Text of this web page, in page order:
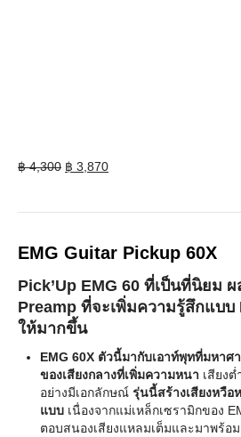
฿4,300 Original
฿ 3,870Current
EMG Guitar Pickup 60X
Pick’Up EMG 60 ที่เป็นที่นิยม
Preamp ที่จะเพิ่มความรู้สึกแบบ
ให้มากขึ้น
EMG 60X ตัวนี้มากับเอาท์พุทที่มหา
ของเสียงกลางที่เพิ่มความหนา เสียง
อย่างมีเอกลักษณ์ รุ่นนี้สร้างเสียงหวื
แบบ เนื่องจากแม่เหล็กเซรามิกของ
ตอบสนองเสียงแหลมเต็มและมาพร้อ